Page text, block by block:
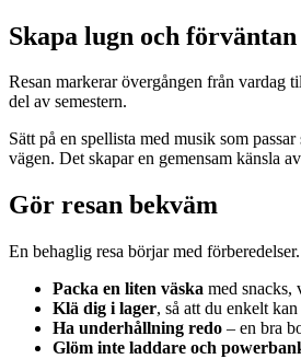
Skapa lugn och förväntan
Resan markerar övergången från vardag
del av semestern.
Sätt på en spellista med musik som
vägen. Det skapar en gemensam känsla
Gör resan bekväm
En behaglig resa börjar med
Packa en liten väska med snacks,
Klä dig i lager, så att du enkelt
Ha underhållning redo – en bra
Glöm inte laddare och